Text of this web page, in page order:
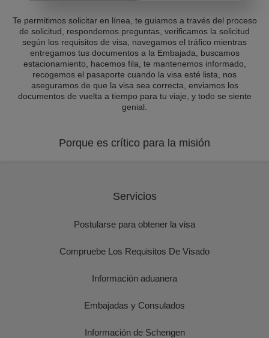
Te permitimos solicitar en línea, te guiamos a través del proceso
de solicitud, respondemos preguntas, verificamos la solicitud
según los requisitos de visa, navegamos el tráfico mientras
entregamos tus documentos a la Embajada, buscamos
estacionamiento, hacemos fila, te mantenemos informado,
recogemos el pasaporte cuando la visa esté lista, nos
aseguramos de que la visa sea correcta, enviamos los
documentos de vuelta a tiempo para tu viaje, y todo se siente
genial.
Porque es crítico para la misión
Servicios
Postularse para obtener la visa
Compruebe Los Requisitos De Visado
Información aduanera
Embajadas y Consulados
Información de Schengen